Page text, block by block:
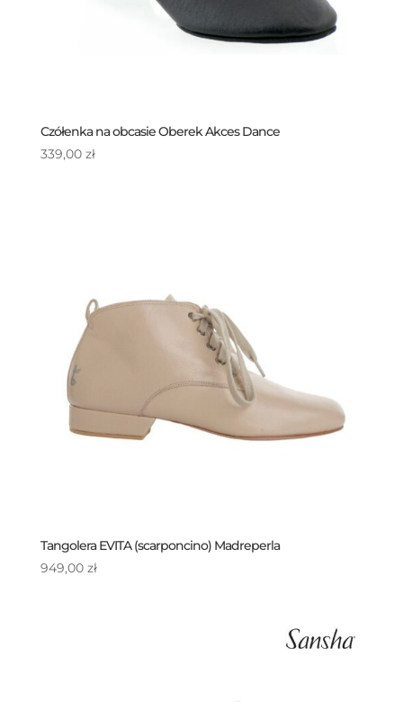
Czółenka na obcasie Oberek Akces Dance
339,00 zł
Tangolera EVITA (scarponcino) Madreperla
949,00 zł